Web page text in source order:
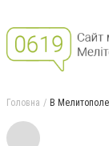
Головна В